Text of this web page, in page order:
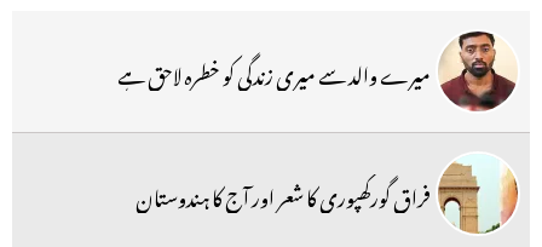
میرے والد سے میری زندگی کو خطرہ لاحق ہے
فراق گورکھپوری کا شعر اور آج کا ہندوستان